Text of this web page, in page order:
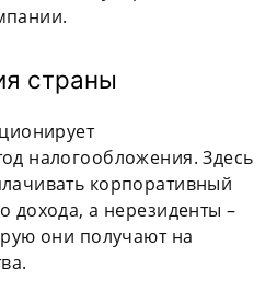
страны
налогообложения. Здесь
корпоративный
дохода, а нерезиденты –
они получают на